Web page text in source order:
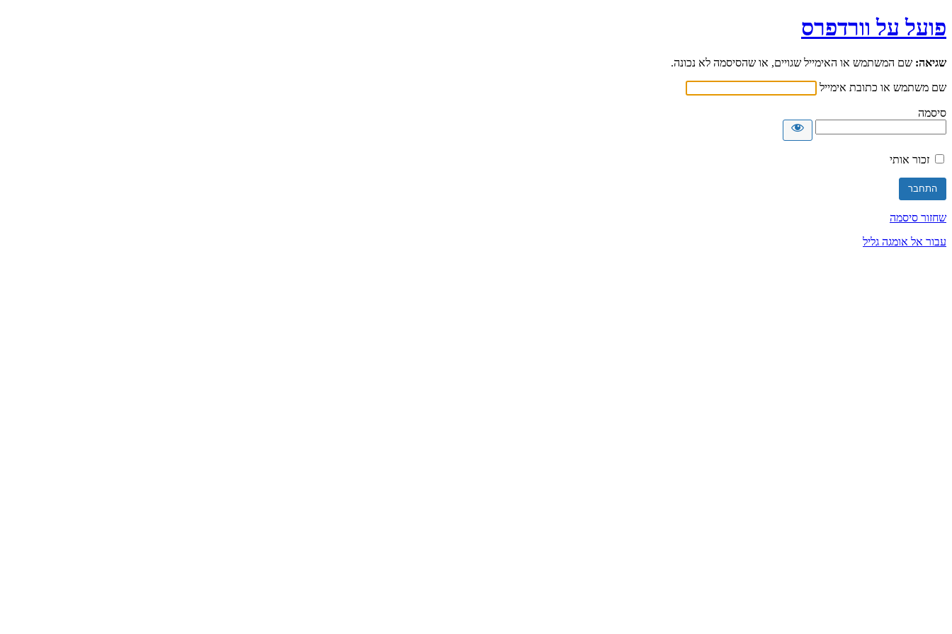
פועל על וורדפרס
שגיאה: שם המשתמש או האימייל שגויים, או שהסיסמה לא נכונה.
שם משתמש או כתובת אימייל
סיסמה
זכור אותי
שחזור סיסמה
עבור אל אומגה גליל